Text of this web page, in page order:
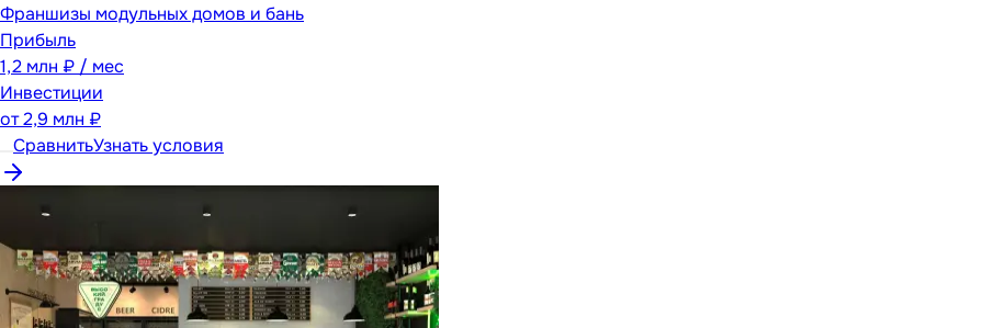
Франшизы модульных домов и бань
Прибыль
1,2 млн ₽ / мес
Инвестиции
от2,9 млн ₽
СравнитьУзнать условия